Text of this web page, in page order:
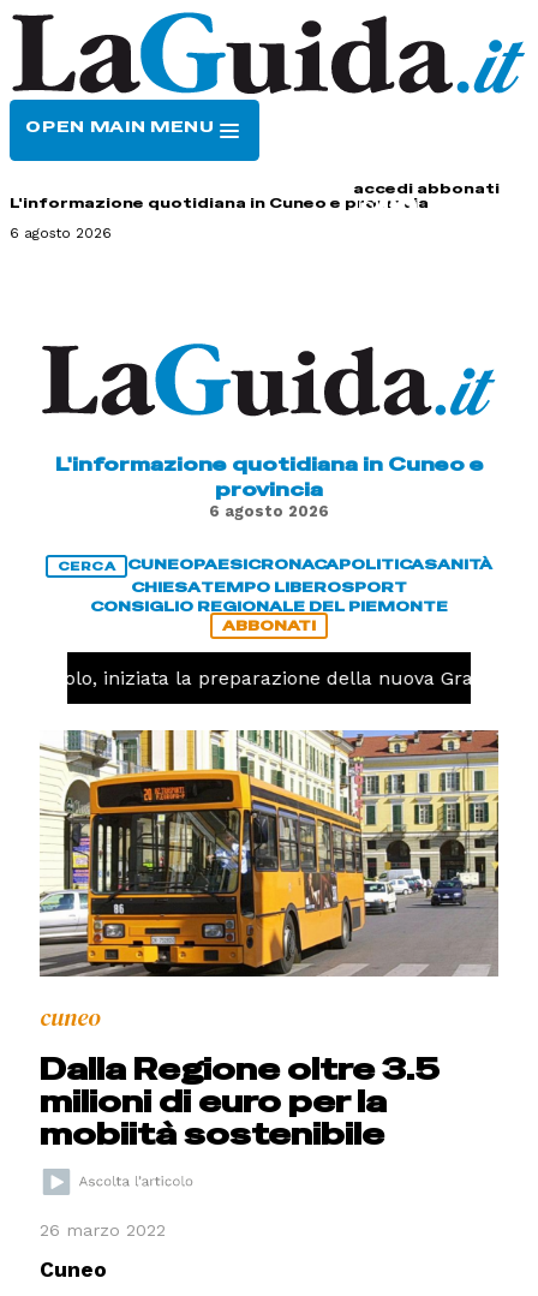
OPEN MAIN MENU
accedi abbonati
L'informazione quotidiana in Cuneo e provincia
6 agosto 2026
L'informazione quotidiana in Cuneo e
provincia
6 agosto 2026
CERCA CUNEOPAESICRONACAPOLITICASANITÀ
CHIESATEMPO LIBEROSPORT
CONSIGLIO REGIONALE DEL PIEMONTE
ABBONATI
iniziata la preparazione della nuova Granda
cuneo
Dalla Regione oltre 3.5
milioni di euro per la
mobiità sostenibile
26 marzo 2022
Cuneo